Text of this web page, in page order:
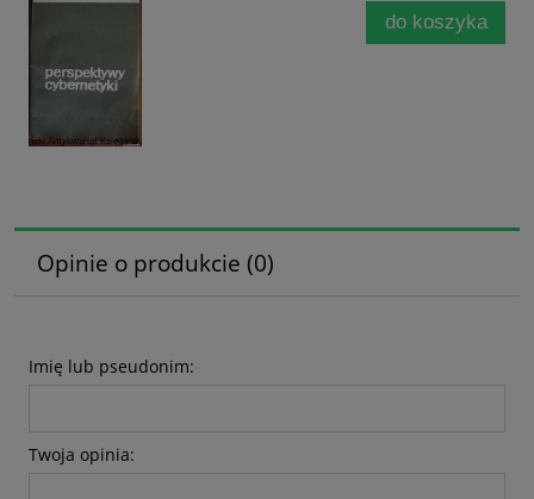
do koszyka
Opinie o produkcie (0)
Imię lub pseudonim:
Twoja opinia: